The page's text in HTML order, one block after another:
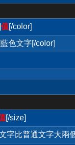
值[/color]
色文字[/color]
[/size]
字比普通文字大兩